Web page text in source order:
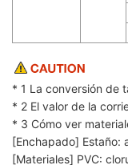
* 1 La conversión de
* 2 El valor de la
* 3 Cómo ver
[Enchapado] Estaño:
[Materiales] PVC: